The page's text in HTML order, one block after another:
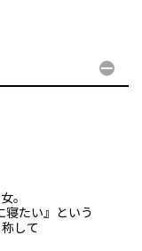
。
寝たい』という
して